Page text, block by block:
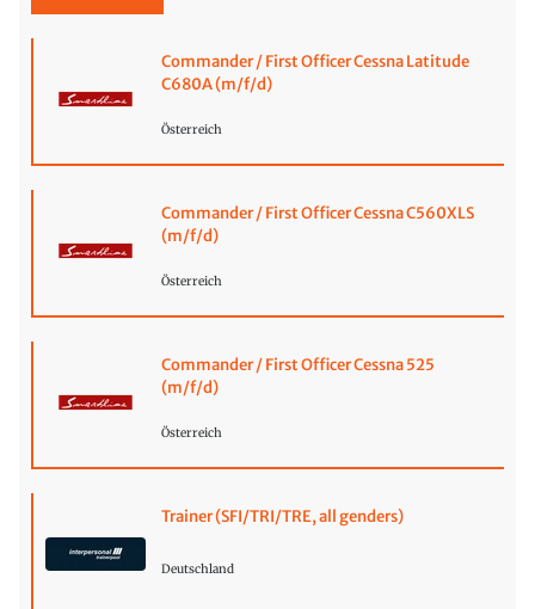
Commander / First Officer Cessna Latitude
C680A (m/f/d)
Österreich
Commander / First Officer Cessna C560XLS
(m/f/d)
Österreich
Commander / First Officer Cessna 525
(m/f/d)
Österreich
Trainer (SFI/TRI/TRE, all genders)
Deutschland